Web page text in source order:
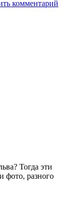
комментарий
Тогда эти
фото, разного